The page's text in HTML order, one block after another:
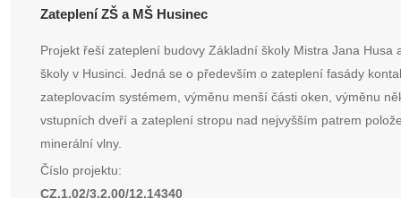
Zateplení ZŠ a MŠ Husinec
Projekt řeší zateplení budovy Základní školy Mistra Jana Husa
školy v Husinci. Jedná se o především o zateplení fasády
zateplovacím systémem, výměnu menší části oken, výměnu
vstupních dveří a zateplení stropu nad nejvyšším patrem
minerální vlny.
Číslo projektu:
CZ.1.02/3.2.00/12.14340